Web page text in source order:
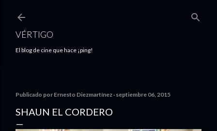
VÉRTIGO
El blog de cine que hace ¡ping!
Publicado por Ernesto Diezmartínez septiembre 06, 2015
SHAUN EL CORDERO